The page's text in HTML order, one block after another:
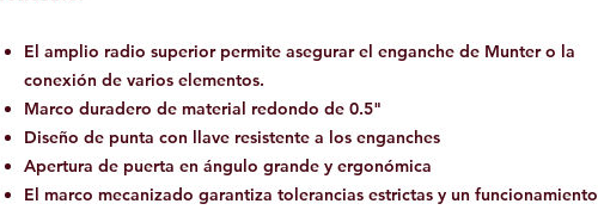
El amplio radio superior permite asegurar el enganche de Munter o la
conexión de varios elementos.
Marco duradero de material redondo de 0.5"
Diseño de punta con llave resistente a los enganches
Apertura de puerta en ángulo grande y ergonómica
El marco mecanizado garantiza tolerancias estrictas y un funcionamiento